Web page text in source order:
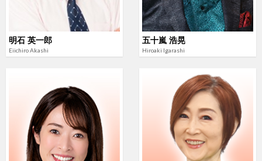
明石 英一郎
Eiichiro Akashi
五十嵐 浩晃
Hiroaki Igarashi